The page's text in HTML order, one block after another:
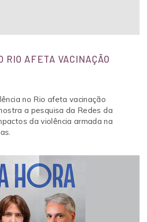
RIO AFETA VACINAÇÃO
no Rio afeta vacinação
a pesquisa da Redes da
da violência armada na